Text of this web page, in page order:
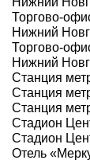
Торгово-
Нижний
Торгово-
Нижний
Станция
Станция
Станция
Стадион
Стадион
Отель